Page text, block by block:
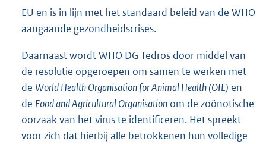
EU en is in lijn met het standaard beleid van de WHO
aangaande gezondheidscrises.
Daarnaast wordt WHO DG Tedros door middel van
de resolutie opgeroepen om samen te werken met
de World Health Organisation for Animal Health (OIE) en
de Food and Agricultural Organisation om de zoönotische
oorzaak van het virus te identificeren. Het spreekt
voor zich dat hierbij alle betrokkenen hun volledige